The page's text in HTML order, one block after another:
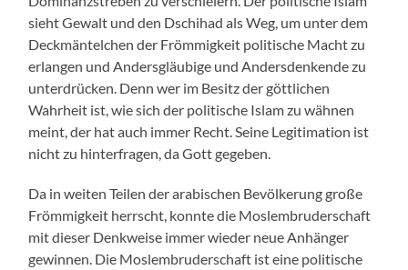
sieht Gewalt und den Dschihad als Weg, um unter dem
Deckmäntelchen der Frömmigkeit politische Macht zu
erlangen und Andersgläubige und Andersdenkende zu
unterdrücken. Denn wer im Besitz der göttlichen
Wahrheit ist, wie sich der politische Islam zu wähnen
meint, der hat auch immer Recht. Seine Legitimation ist
nicht zu hinterfragen, da Gott gegeben.
Da in weiten Teilen der arabischen Bevölkerung große
Frömmigkeit herrscht, konnte die Moslembruderschaft
mit dieser Denkweise immer wieder neue Anhänger
gewinnen. Die Moslembruderschaft ist eine politische